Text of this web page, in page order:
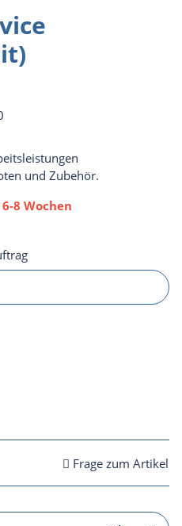
und Zubehör.
8 Wochen
Frage zum Artikel